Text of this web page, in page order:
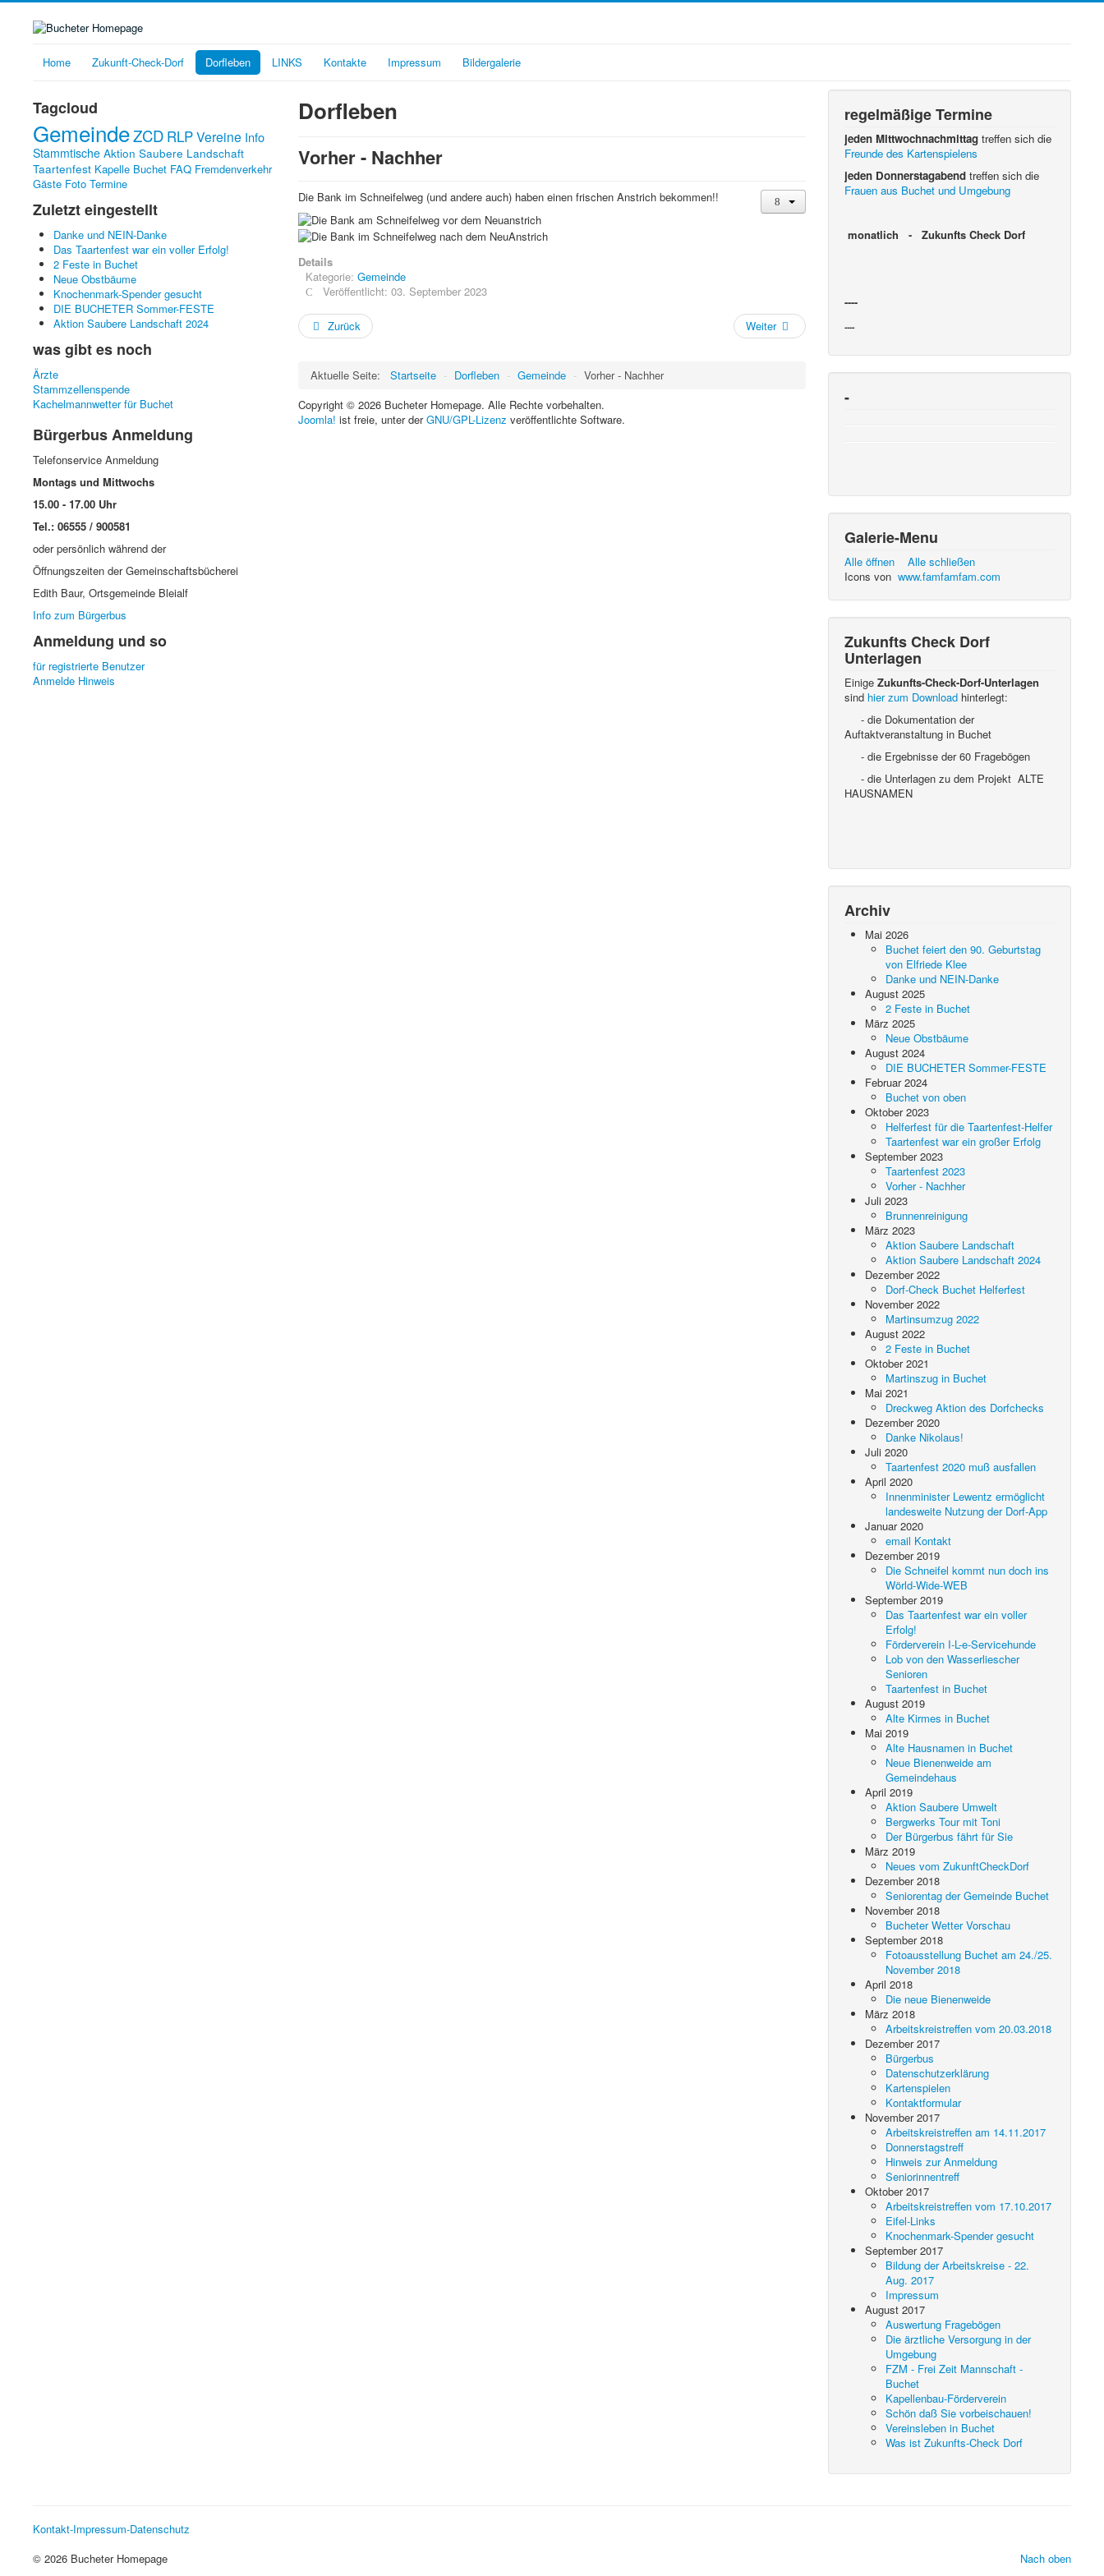
Home Zukunft-Check-Dorf Dorfleben LINKS Kontakte Impressum Bildergalerie
Tagcloud
GemeindeZCD RLPVereine Info
Stammtische Aktion Saubere Landschaft
Taartenfest Kapelle Buchet FAQ Fremdenverkehr
Gäste Foto Termine
Zuletzt eingestellt
Danke und NEIN-Danke
Das Taartenfest war ein voller Erfolg!
2 Feste in Buchet
Neue Obstbäume
Knochenmark-Spender gesucht
DIE BUCHETER Sommer-FESTE
Aktion Saubere Landschaft 2024
was gibt es noch
Ärzte
Stammzellenspende
Kachelmannwetter für Buchet
Bürgerbus Anmeldung
Telefonservice Anmeldung
Montags und Mittwochs
15.00 - 17.00 Uhr
Tel.: 06555 / 900581
oder persönlich während der
Öffnungszeiten der Gemeinschaftsbücherei
Edith Baur, Ortsgemeinde Bleialf
Info zum Bürgerbus
Anmeldung und so
für registrierte Benutzer
Anmelde Hinweis
Dorfleben
Vorher - Nachher
Die Bank im Schneifelweg (und andere auch) haben einen frischen Anstrich bekommen!!
Details
Kategorie: Gemeinde
Veröffentlicht: 03. September 2023
Zurück Weiter
Aktuelle Seite: Startseite - Dorfleben - Gemeinde - Vorher - Nachher
Copyright © 2026 Bucheter Homepage. Alle Rechte vorbehalten.
Joomla! ist freie, unter derGNU/GPL-Lizenz veröffentlichte Software.
regelmäßige Termine
jeden Mittwochnachmittag treffen sich die
Freunde des Kartenspielens
jeden Donnerstagabend treffen sich die
Frauen aus Buchet und Umgebung
monatlich - Zukunfts Check Dorf
----
----
-
Galerie-Menu
Alle öffnen
Alle schließen
Icons vonwww.famfamfam.com
Zukunfts Check Dorf
Unterlagen
EinigeZukunfts-Check-Dorf-Unterlagen
sind hier zum Download hinterlegt:
- die Dokumentation der
Auftaktveranstaltung in Buchet
- die Ergebnisse der 60 Fragebögen
- die Unterlagen zu dem Projekt ALTE
HAUSNAMEN
Archiv
Mai 2026
Buchet feiert den 90. Geburtstag
von Elfriede Klee
Danke und NEIN-Danke
August 2025
2 Feste in Buchet
März 2025
Neue Obstbäume
August 2024
DIE BUCHETER Sommer-FESTE
Februar 2024
Buchet von oben
Oktober 2023
Helferfest für die Taartenfest-Helfer
Taartenfest war ein großer Erfolg
September 2023
Taartenfest 2023
Vorher - Nachher
Juli 2023
Brunnenreinigung
März 2023
Aktion Saubere Landschaft
Aktion Saubere Landschaft 2024
Dezember 2022
Dorf-Check Buchet Helferfest
November 2022
Martinsumzug 2022
August 2022
2 Feste in Buchet
Oktober 2021
Martinszug in Buchet
Mai 2021
Dreckweg Aktion des Dorfchecks
Dezember 2020
Danke Nikolaus!
Juli 2020
Taartenfest 2020 muß ausfallen
April 2020
Innenminister Lewentz ermöglicht
landesweite Nutzung der Dorf-App
Januar 2020
email Kontakt
Dezember 2019
Die Schneifel kommt nun doch ins
Wörld-Wide-WEB
September 2019
Das Taartenfest war ein voller
Erfolg!
Förderverein I-L-e-Servicehunde
Lob von den Wasserliescher
Senioren
Taartenfest in Buchet
August 2019
Alte Kirmes in Buchet
Mai 2019
Alte Hausnamen in Buchet
Neue Bienenweide am
Gemeindehaus
April 2019
Aktion Saubere Umwelt
Bergwerks Tour mit Toni
Der Bürgerbus fährt für Sie
März 2019
Neues vom ZukunftCheckDorf
Dezember 2018
Seniorentag der Gemeinde Buchet
November 2018
Bucheter Wetter Vorschau
September 2018
Fotoausstellung Buchet am 24./25.
November 2018
April 2018
Die neue Bienenweide
März 2018
Arbeitskreistreffen vom 20.03.2018
Dezember 2017
Bürgerbus
Datenschutzerklärung
Kartenspielen
Kontaktformular
November 2017
Arbeitskreistreffen am 14.11.2017
Donnerstagstreff
Hinweis zur Anmeldung
Seniorinnentreff
Oktober 2017
Arbeitskreistreffen vom 17.10.2017
Eifel-Links
Knochenmark-Spender gesucht
September 2017
Bildung der Arbeitskreise - 22.
Aug. 2017
Impressum
August 2017
Auswertung Fragebögen
Die ärztliche Versorgung in der
Umgebung
FZM - Frei Zeit Mannschaft -
Buchet
Kapellenbau-Förderverein
Schön daß Sie vorbeischauen!
Vereinsleben in Buchet
Was ist Zukunfts-Check Dorf
Kontakt-Impressum-Datenschutz
Nach oben
© 2026 Bucheter Homepage